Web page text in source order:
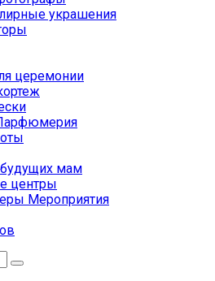
украшения
церемонии
мам
центры
Мероприятия